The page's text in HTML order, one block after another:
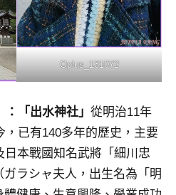
Oplus_131072
「出水神社」從明治11年
，已有140多年的歷史，主要
本戰國知名武將「細川忠
ラシャ夫人，出生名為「明